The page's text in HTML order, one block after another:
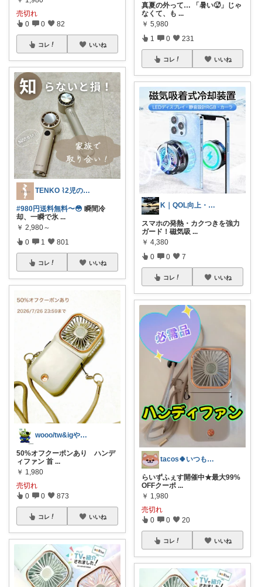
売切れ
0 0 82
コレ いいね
TENKO ⌇2児のママ＊暮らしを便利に
#980円送料無料〜😳 瞬間冷
却、一瞬で氷 ...
￥ 2,980～
0 1 801
コレ いいね
wooo/tw&igやってます
50%オフクーポンあり ハンデ
ィファン 首 ...
￥ 1,980
売切れ
0 0 873
コレ いいね
真夏の外って… 「暑い🥵」じゃ
なくて、も ...
￥ 5,980
1 0 231
コレ いいね
K｜QOL向上・良品選定室
スマホの発熱・カクつきを強力
ガード！磁気吸 ...
￥ 4,380
0 0 7
コレ いいね
tacos🍀いつも感謝❤(ӦｖӦ｡)
らいずふぇす開催中★最大99%
OFFクーポ ...
￥ 1,980
売切れ
0 0 20
コレ いいね